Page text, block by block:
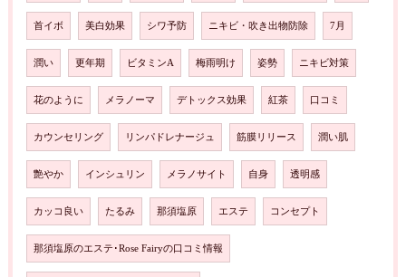
首イボ 美白効果 シワ予防 ニキビ・吹き出物防除 7月
潤い 更年期 ビタミンA 梅雨明け 姿勢 ニキビ対策
花のように メラノーマ デトックス効果 紅茶 口コミ
カウンセリング リンパドレナージュ 筋膜リリース 潤い肌
艶やか インシュリン メラノサイト 自身 透明感
カッコ良い たるみ 那須塩原 エステ コンセプト
那須塩原のエステ･Rose Fairyの口コミ情報